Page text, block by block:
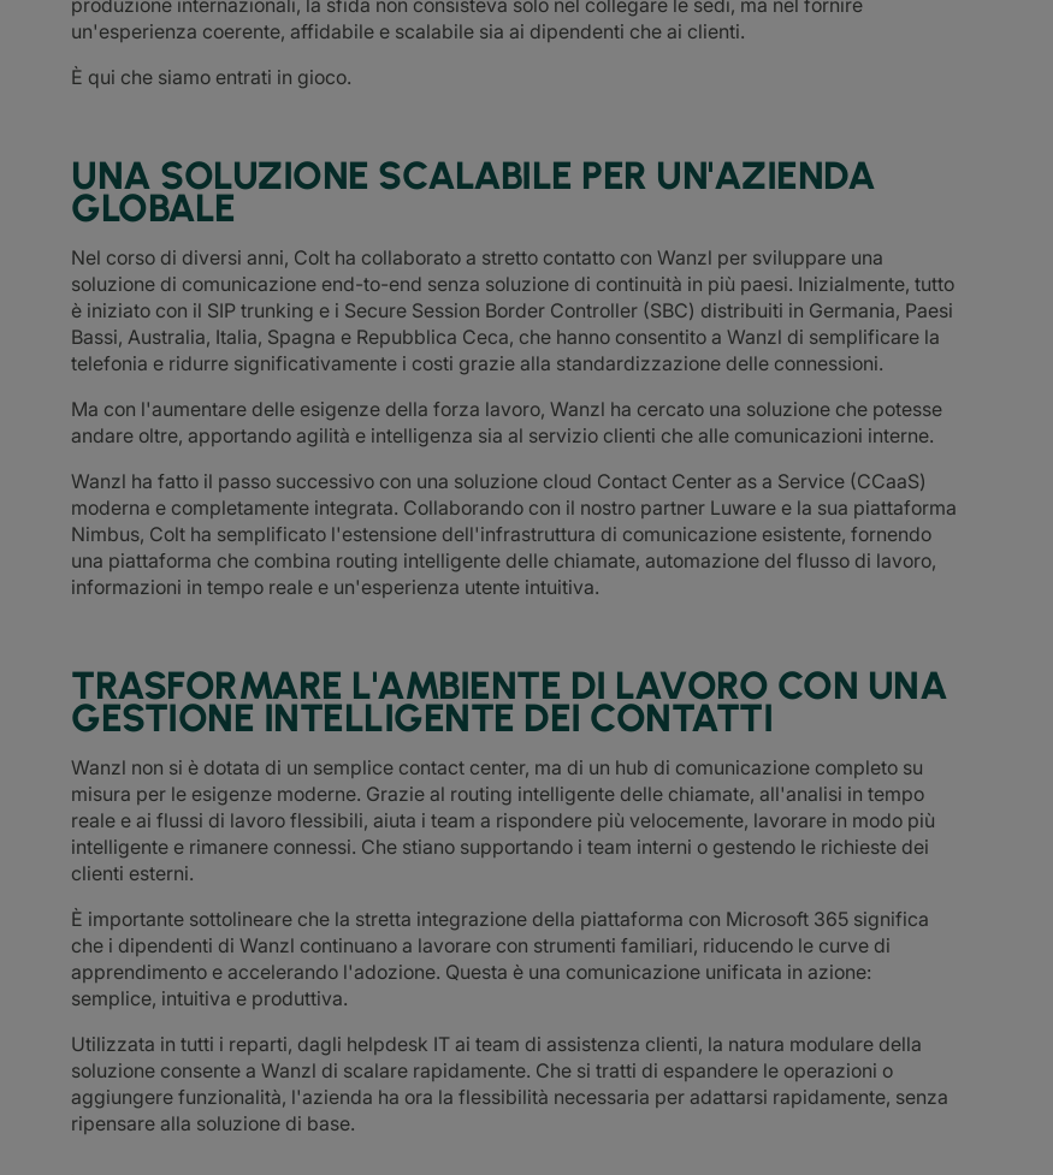
produzione internazionali, la sfida non consisteva solo nel collegare le sedi, ma nel fornire
un'esperienza coerente, affidabile e scalabile sia ai dipendenti che ai clienti.
È qui che siamo entrati in gioco.
UNA SOLUZIONE SCALABILE PER UN'AZIENDA
GLOBALE
Nel corso di diversi anni, Colt ha collaborato a stretto contatto con Wanzl per sviluppare una
soluzione di comunicazione end-to-end senza soluzione di continuità in più paesi. Inizialmente, tutto
è iniziato con il SIP trunking e i Secure Session Border Controller (SBC) distribuiti in Germania, Paesi
Bassi, Australia, Italia, Spagna e Repubblica Ceca, che hanno consentito a Wanzl di semplificare la
telefonia e ridurre significativamente i costi grazie alla standardizzazione delle connessioni.
Ma con l'aumentare delle esigenze della forza lavoro, Wanzl ha cercato una soluzione che potesse
andare oltre, apportando agilità e intelligenza sia al servizio clienti che alle comunicazioni interne.
Wanzl ha fatto il passo successivo con una soluzione cloud Contact Center as a Service (CCaaS)
moderna e completamente integrata. Collaborando con il nostro partner Luware e la sua piattaforma
Nimbus, Colt ha semplificato l'estensione dell'infrastruttura di comunicazione esistente, fornendo
una piattaforma che combina routing intelligente delle chiamate, automazione del flusso di lavoro,
informazioni in tempo reale e un'esperienza utente intuitiva.
TRASFORMARE L'AMBIENTE DI LAVORO CON UNA
GESTIONE INTELLIGENTE DEI CONTATTI
Wanzl non si è dotata di un semplice contact center, ma di un hub di comunicazione completo su
misura per le esigenze moderne. Grazie al routing intelligente delle chiamate, all'analisi in tempo
reale e ai flussi di lavoro flessibili, aiuta i team a rispondere più velocemente, lavorare in modo più
intelligente e rimanere connessi. Che stiano supportando i team interni o gestendo le richieste dei
clienti esterni.
È importante sottolineare che la stretta integrazione della piattaforma con Microsoft 365 significa
che i dipendenti di Wanzl continuano a lavorare con strumenti familiari, riducendo le curve di
apprendimento e accelerando l'adozione. Questa è una comunicazione unificata in azione:
semplice, intuitiva e produttiva.
Utilizzata in tutti i reparti, dagli helpdesk IT ai team di assistenza clienti, la natura modulare della
soluzione consente a Wanzl di scalare rapidamente. Che si tratti di espandere le operazioni o
aggiungere funzionalità, l'azienda ha ora la flessibilità necessaria per adattarsi rapidamente, senza
ripensare alla soluzione di base.